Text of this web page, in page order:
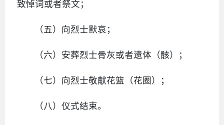
致悼词或者祭文；
（五）向烈士默哀；
（六）安葬烈士骨灰或者遗体（骸）；
（七）向烈士敬献花篮（花圈）；
（八）仪式结束。